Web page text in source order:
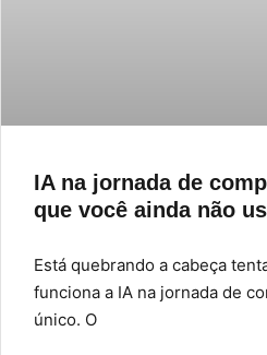
IA na jornada de
que você ainda não
Está quebrando a cabeça
funciona a IA na jornada de
único. O